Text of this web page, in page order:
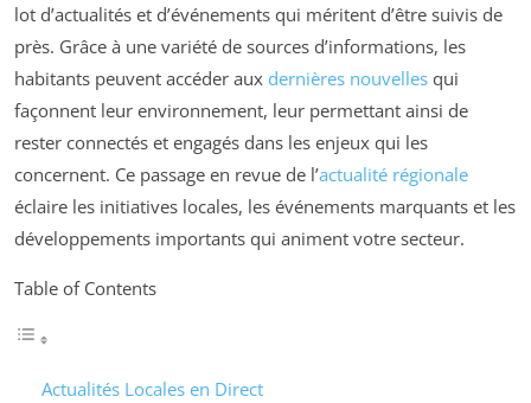
lot d’actualités et d’événements qui méritent d’être suivis de
près. Grâce à une variété de sources d’informations, les
habitants peuvent accéder aux dernières nouvelles qui
façonnent leur environnement, leur permettant ainsi de
rester connectés et engagés dans les enjeux qui les
concernent. Ce passage en revue de l’actualité régionale
éclaire les initiatives locales, les événements marquants et les
développements importants qui animent votre secteur.
Table of Contents
Actualités Locales en Direct